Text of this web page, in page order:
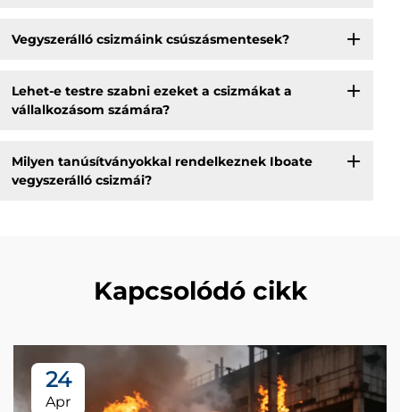
Vegyszerálló csizmáink csúszásmentesek?
Lehet-e testre szabni ezeket a csizmákat a
vállalkozásom számára?
Milyen tanúsítványokkal rendelkeznek Iboate
vegyszerálló csizmái?
Kapcsolódó cikk
24
Apr